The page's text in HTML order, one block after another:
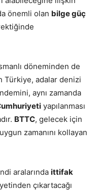
önemli olan bilge güç
döneminden de
Türkiye, adalar denizi
aynı zamanda
yapılanması
BTTC, gelecek için
zamanını kollayan
aralarında ittifak
çıkartacağı